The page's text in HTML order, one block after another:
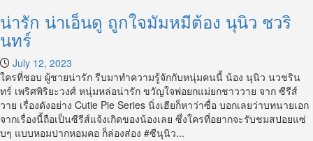
ธัสส์
รับ
เป็น
เฮีย
อี้
ใน
ดื้อ
เฮีย
น่ารัก น่าเอ็นดู ถูกใจมัมหมีต้อง นุนิว ชวริ
นทร์
July 12, 2023
ใครที่ชอบ ผู้ชายน่ารัก รีบมาทำความรู้จักกับหนุ่มคนนี้ น้อง นุนิว นวชริน
ทร์ เพริศพิริยะวงศ์ หนุ่มหล่อน่ารัก ขวัญใจพ่อยกแม่ยกชาววาย จาก ซีรีส์
วาย เรื่องดังอย่าง Cutie Pie Series นิ่งเฮียก็หาว่าซื่อ บอกเลยว่าบทนายเอก
จากเรื่องนี้ถือเป็นซีรีส์แจ้งเกิดของน้องเลย ซึ่งใครที่อยากจะรับชมสปอยแซ่
บๆ แบบหอมปากหอมคอ ก็ล่องส่อง #ซีนุนิว...